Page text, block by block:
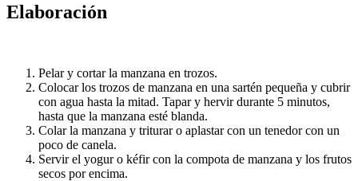
Elaboración
Pelar y cortar la manzana en trozos.
Colocar los trozos de manzana en una sartén pequeña y cubrir
con agua hasta la mitad. Tapar y hervir durante 5 minutos,
hasta que la manzana esté blanda.
Colar la manzana y triturar o aplastar con un tenedor con un
poco de canela.
Servir el yogur o kéfir con la compota de manzana y los frutos
secos por encima.